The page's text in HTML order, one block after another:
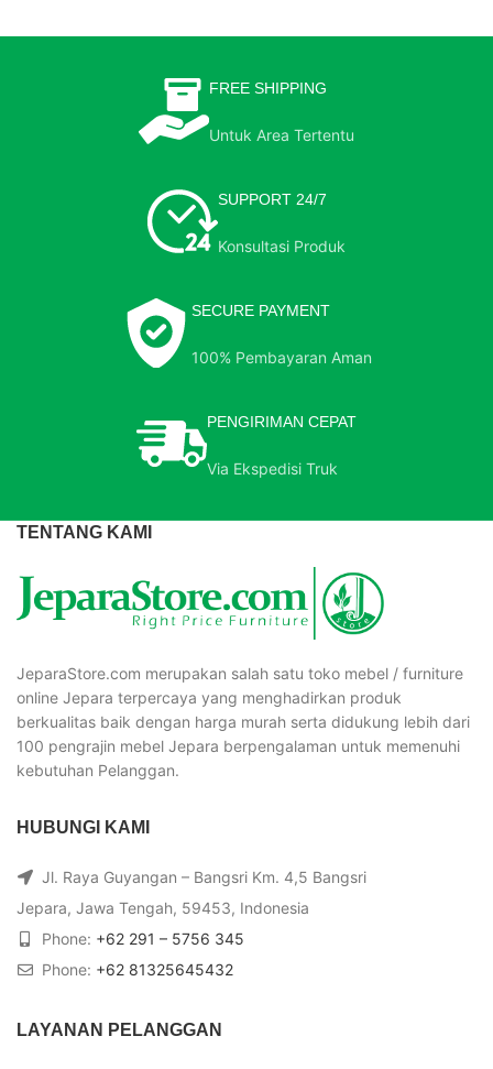
FREE SHIPPING
Untuk Area Tertentu
SUPPORT 24/7
Konsultasi Produk
SECURE PAYMENT
100% Pembayaran Aman
PENGIRIMAN CEPAT
Via Ekspedisi Truk
TENTANG KAMI
JeparaStore.com merupakan salah satu toko mebel / furniture
online Jepara terpercaya yang menghadirkan produk
berkualitas baik dengan harga murah serta didukung lebih dari
100 pengrajin mebel Jepara berpengalaman untuk memenuhi
kebutuhan Pelanggan.
HUBUNGI KAMI
Jl. Raya Guyangan – Bangsri Km. 4,5 Bangsri
Jepara, Jawa Tengah, 59453, Indonesia
Phone: +62 291 – 5756 345
Phone: +62 81325645432
LAYANAN PELANGGAN